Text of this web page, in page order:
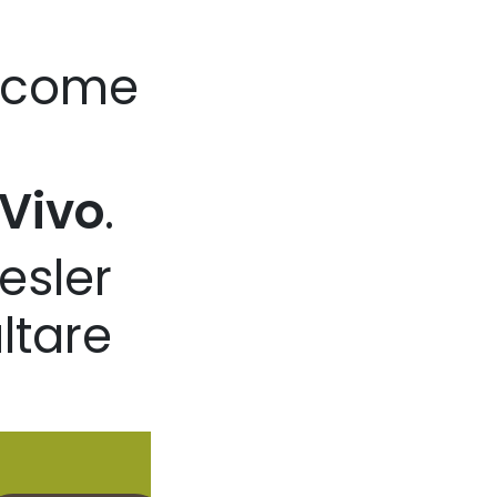
.
contatti